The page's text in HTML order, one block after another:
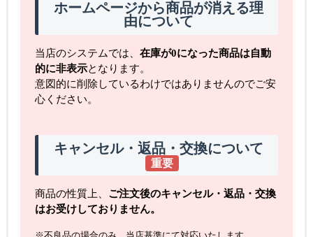
ホームページから商品が消える理
由について
当店のシステムでは、 在庫が0になった商品は自動
的に非表示となります。
意図的に削除しているわけではありませんのでご安
心ください。
キャンセル・返品・交換について
重要
商品の性質上、 ご注文後のキャンセル・返品・交換
はお受けしておりません。